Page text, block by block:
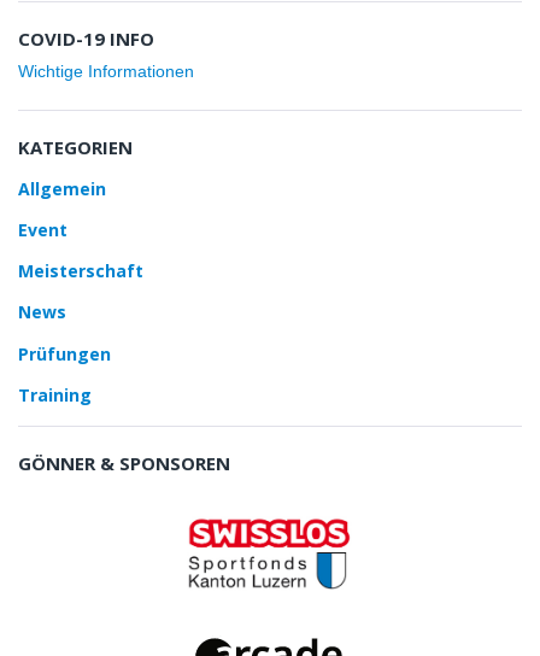
COVID-19 INFO
Wichtige Informationen
KATEGORIEN
Allgemein
Event
Meisterschaft
News
Prüfungen
Training
GÖNNER & SPONSOREN